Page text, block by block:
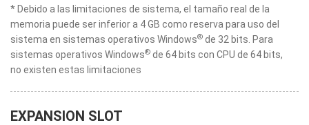
* Debido a las limitaciones de sistema, el tamaño real de la
memoria puede ser inferior a 4 GB como reserva para uso del
sistema en sistemas operativos Windows® de 32 bits. Para
sistemas operativos Windows® de 64 bits con CPU de 64 bits,
no existen estas limitaciones
EXPANSION SLOT